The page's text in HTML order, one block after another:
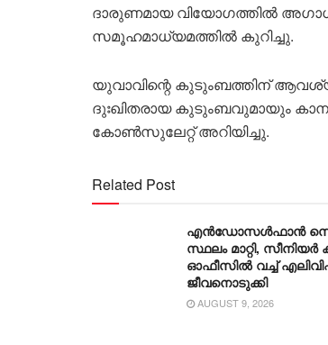
ദാരുണമായ വിയോഗത്തിൽ
സമൂഹമാധ്യമത്തിൽ കുറിച്ചു.
യുവാവിന്റെ കുടുംബത്തിന്
ദുഃഖിതരായ കുടുംബവുമായും
കോൺസുലേറ്റ് അറിയിച്ചു.
Related Post
എൻഡോസൾഫാൻ
സ്ഥലം മാറ്റി, സീനിയർ
ഓഫീസിൽ വച്ച്
ജീവനൊടുക്കി
AUGUST 9, 2026